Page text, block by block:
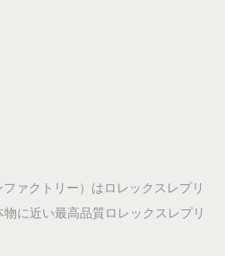
ァクトリー）はロレックスレプリ
に近い最高品質ロレックスレプリ